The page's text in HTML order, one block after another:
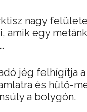
nagy
amik egy
jég felhígítja a
és hűtő-
a bolygón.